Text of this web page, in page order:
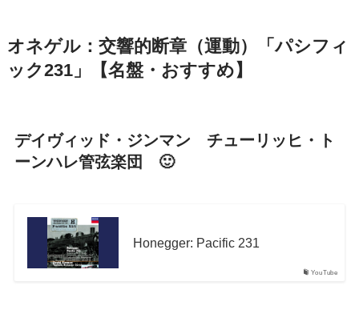
オネゲル：交響的断章（運動）「パシフィ
ック231」【名盤・おすすめ】
デイヴィッド・ジンマン チューリッヒ・ト
ーンハレ管弦楽団 🙂
YouTube
Honegger: Pacific 231